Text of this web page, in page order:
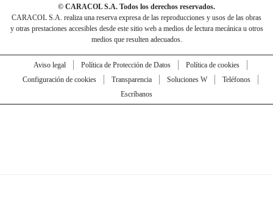
© CARACOL S.A. Todos los derechos reservados.
CARACOL S.A. realiza una reserva expresa de las reproducciones y usos de las obras
y otras prestaciones accesibles desde este sitio web a medios de lectura mecánica u otros
medios que resulten adecuados.
Aviso legal Política de Protección de Datos
Política de cookies
Configuración de cookies
Transparencia Soluciones W
Teléfonos
Escríbanos